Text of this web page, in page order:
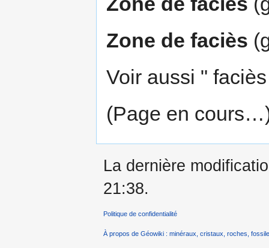
Zone de faciès
Voir aussi "
(Page en
La dernière
21:38.
Politique de confidentialité
À propos de Géowiki : minéraux, cristaux, roches,